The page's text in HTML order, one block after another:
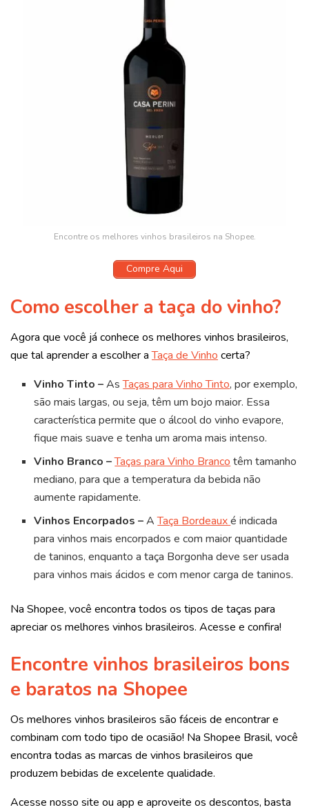
Encontre os melhores vinhos brasileiros na Shopee.
Compre Aqui
Como escolher a taça do vinho?
Agora que você já conhece os melhores vinhos brasileiros,
que tal aprender a escolher aTaça de Vinho certa?
Vinho Tinto –AsTaças para Vinho Tinto, por exemplo,
são mais largas, ou seja, têm um bojo maior. Essa
característica permite que o álcool do vinho evapore,
fique mais suave e tenha um aroma mais intenso.
Vinho Branco –Taças para Vinho Branco têm tamanho
mediano, para que a temperatura da bebida não
aumente rapidamente.
Vinhos Encorpados –ATaça Bordeauxé indicada
para vinhos mais encorpados e com maior quantidade
de taninos, enquanto a taça Borgonha deve ser usada
para vinhos mais ácidos e com menor carga de taninos.
Na Shopee, você encontra todos os tipos de taças para
apreciar os melhores vinhos brasileiros. Acesse e confira!
Encontre vinhos brasileiros bons
e baratos na Shopee
Os melhores vinhos brasileiros são fáceis de encontrar e
combinam com todo tipo de ocasião! Na Shopee Brasil, você
encontra todas as marcas de vinhos brasileiros que
produzem bebidas de excelente qualidade.
Acesse nosso site ou app e aproveite os descontos, basta